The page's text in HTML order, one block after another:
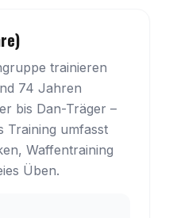
trainieren
74 Jahren
bis Dan-Träger –
Training umfasst
Waffentraining
Üben.